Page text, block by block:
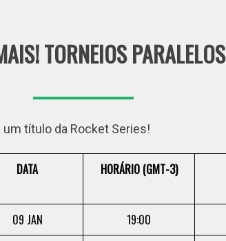
TORNEIOS PARALELOS
título da Rocket Series!
DATA HORÁRIO (GMT-3)
09 JAN 19:00